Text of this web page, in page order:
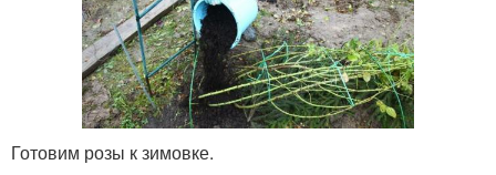
Готовим розы к зимовке.